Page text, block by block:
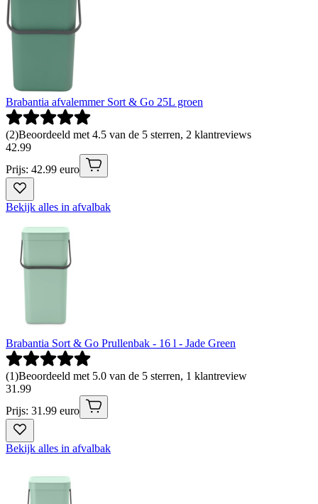
Brabantia afvalemmer Sort & Go 25L groen
(2)Beoordeeld met 4.5 van de 5 sterren, 2 klantreviews
42.99
Prijs: 42.99 euro
Bekijk alles in afvalbak
Brabantia Sort & Go Prullenbak - 16 l - Jade Green
(1)Beoordeeld met 5.0 van de 5 sterren, 1 klantreview
31 .99
Prijs: 31.99 euro
Bekijk alles in afvalbak